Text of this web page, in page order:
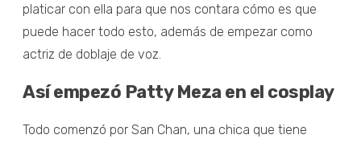
platicar con ella para que nos contara cómo es que
puede hacer todo esto, además de empezar como
actriz de doblaje de voz.
Así empezó Patty Meza en el cosplay
Todo comenzó por San Chan, una chica que tiene